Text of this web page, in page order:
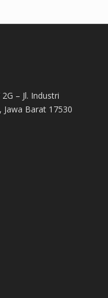
– Jl. Industri
Jawa Barat 17530